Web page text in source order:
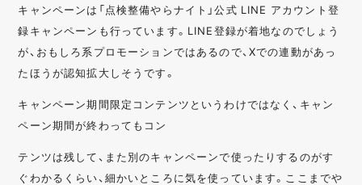
キャンペーンは「点検整備やらナイト」公式 LINE アカウント登
録キャンペーンも行っています。LINE登録が着地なのでしょう
が、おもしろ系プロモーションではあるので、Xでの連動があっ
たほうが認知拡大しそうです。
キャンペーン期間限定コンテンツというわけではなく、キャン
ペーン期間が終わってもコン
テンツは残して、また別のキャンペーンで使ったりするのがす
ぐわかるくらい、細かいところに気を使っています。ここまでや